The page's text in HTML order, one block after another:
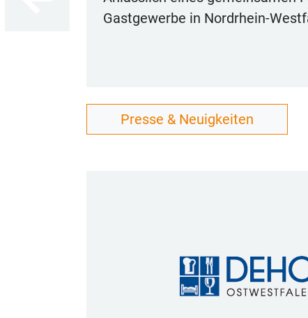
Gastgewerbe in Nordrhein-
Presse & Neuigkeiten